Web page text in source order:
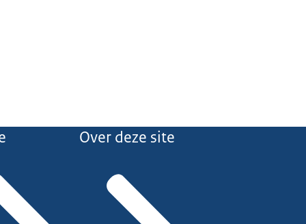
Over deze site